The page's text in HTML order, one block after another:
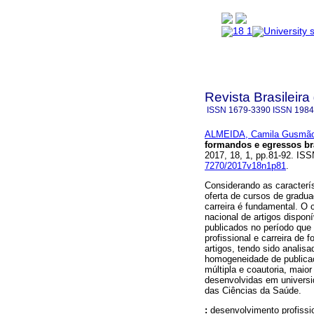
Revista Brasileira
ISSN 1679-3390 ISSN
ALMEIDA, Camila
formandos e egressos
2017, 18, 1, pp.81-92.
7270/2017v18n1p81
Considerando as
oferta de cursos de
carreira é fundamental. O
nacional de artigos
publicados no período
profissional e carreira de
artigos, tendo sido
homogeneidade de
múltipla e coautoria,
desenvolvidas em
das Ciências da Saúde.
: desenvolvimento